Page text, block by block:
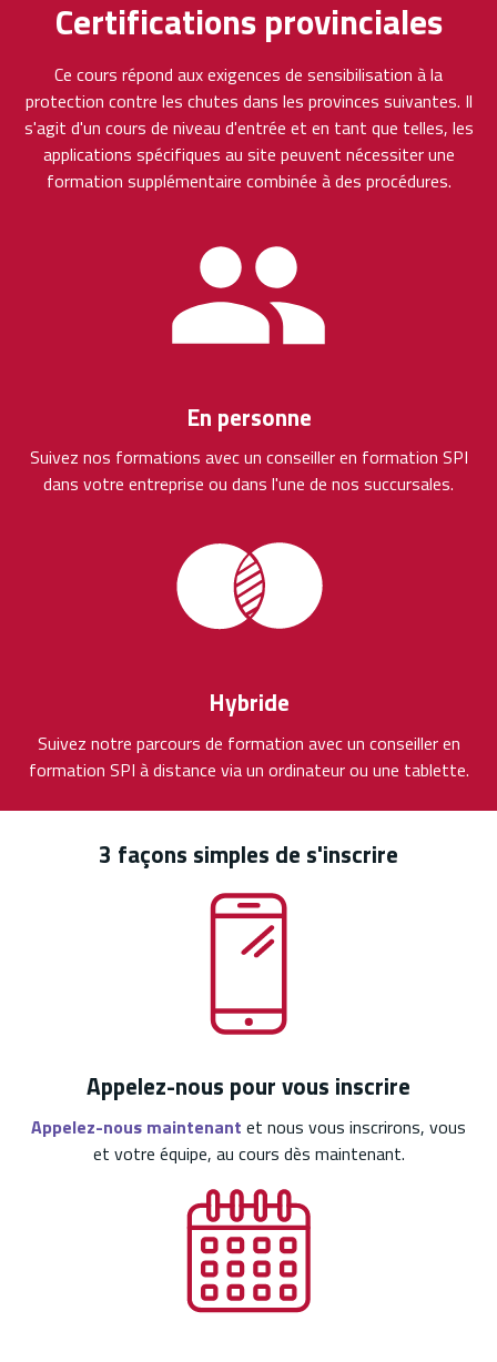
Certifications provinciales
Ce cours répond aux exigences de sensibilisation à la
protection contre les chutes dans les provinces suivantes. Il
s'agit d'un cours de niveau d'entrée et en tant que telles, les
applications spécifiques au site peuvent nécessiter une
formation supplémentaire combinée à des procédures.
En personne
Suivez nos formations avec un conseiller en formation SPI
dans votre entreprise ou dans l'une de nos succursales.
Hybride
Suivez notre parcours de formation avec un conseiller en
formation SPI à distance via un ordinateur ou une tablette.
3 façons simples de s'inscrire
Appelez-nous pour vous inscrire
Appelez-nous maintenant et nous vous inscrirons, vous
et votre équipe, au cours dès maintenant.